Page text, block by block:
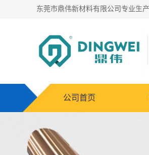
公司首页